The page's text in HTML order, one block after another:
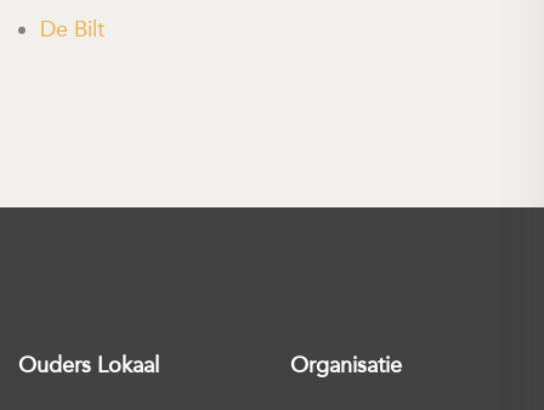
De Bilt
Ouders Lokaal Organisatie